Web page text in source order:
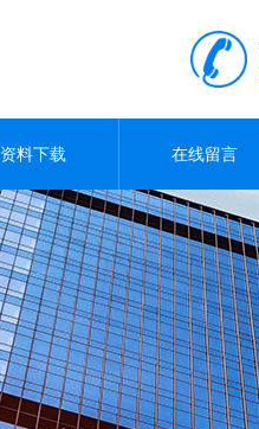
资料下载 在线留言